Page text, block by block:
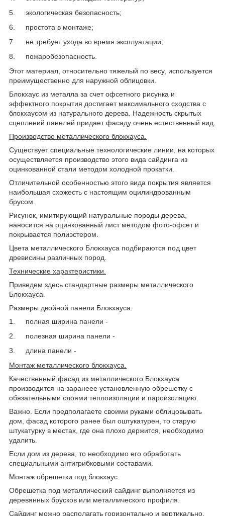
5.
экологическая безопасность;
6.
простота в монтаже;
7.
не требует ухода во время эксплуатации;
8.
пожаробезопасность.
Этот материал, относительно тяжелый по весу, используется
преимущественно для наружной облицовки.
Блокхаус из металла за счет офсетного рисунка и
эффектного покрытия достигает максимального сходства с
блокхаусом из натурального дерева. Надежность скрытых
сцеплений панелей придает фасаду очень естественный вид.
Производство металлического блокхауса.
Существует специальные технологические линии, на которых
осуществляется производство этого вида сайдинга из
оцинкованной стали методом холодной прокатки.
Отличительной особенностью этого вида покрытия является
наибольшая схожесть с настоящим оцилиндрованным
брусом.
Рисунок, имитирующий натуральные породы дерева,
наносится на оцинкованный лист методом фото-офсет и
покрывается полиэстером.
Цвета металлического Блокхауса подбираются под цвет
древисины различных пород.
Технические характеристики.
Приведем здесь стандартные размеры металлического
Блокхауса.
Размеры двойной панели Блокхауса:
1.
полная ширина панели -
2.
полезная ширина панели -
3.
длина панели -
Монтаж металлического блокхауса.
Качественный фасад из металлического Блокхауса
производится на заранеее установленную обрешетку с
обязательными слоями теплоизоляции и пароизоляцию.
Важно. Если предполагаете своими руками облицовывать
дом, фасад которого ранее был оштукатурен, то старую
штукатурку в местах, где она плохо держится, необходимо
удалить.
Если дом из дерева, то необходимо его обработать
специальными антигрибковыми составами.
Монтаж обрешетки под блокхаус.
Обрешетка под металлический сайдинг выполняется из
деревянных брусков или металлического профиля.
Сайдинг можно располагать горизонтально и вертикально.